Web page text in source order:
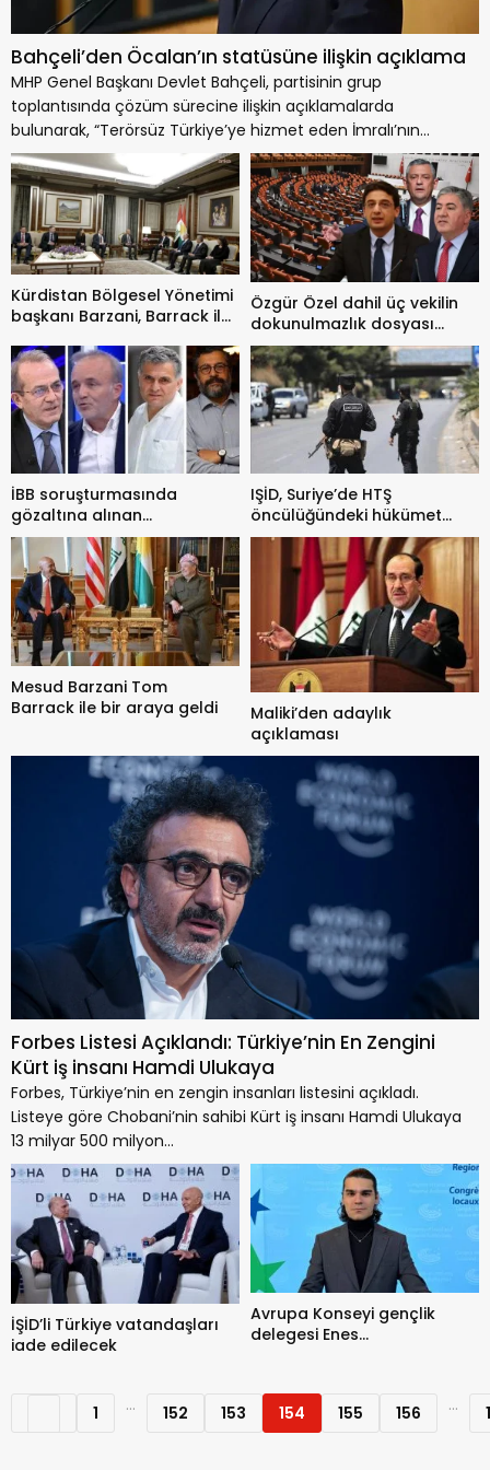
Bahçeli’den Öcalan’ın statüsüne ilişkin açıklama
MHP Genel Başkanı Devlet Bahçeli, partisinin grup
toplantısında çözüm sürecine ilişkin açıklamalarda
bulunarak, “Terörsüz Türkiye’ye hizmet eden İmralı’nın
statüsü açıklığa...
Kürdistan Bölgesel Yönetimi
başkanı Barzani, Barrack ile
Özgür Özel dahil üç vekilin
dokunulmazlık dosyası
Meclis’te
İBB soruşturmasında
gözaltına alınan
gazeteciler hakkında yeni
karar
IŞİD, Suriye’de HTŞ
öncülüğündeki hükümet
güçlerini hedef aldı: 4 ölü
Mesud Barzani Tom
Barrack ile bir araya geldi
Forbes Listesi Açıklandı: Türkiye’nin En Zengini
Kürt iş insanı Hamdi Ulukaya
Forbes, Türkiye’nin en zengin insanları listesini açıkladı.
Listeye göre Chobani’nin sahibi Kürt iş insanı Hamdi Ulukaya
13 milyar 500 milyon...
Maliki’den adaylık
açıklaması
İŞİD’li Türkiye vatandaşları
iade edilecek
Avrupa Konseyi gençlik
delegesi Enes
1 ... 152 153 154 155 156 ...